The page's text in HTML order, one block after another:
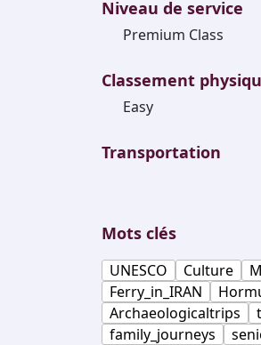
Niveau de service
Premium Class
Classement
Easy
Transportation
Mots clés
UNESCO Culture
Ferry_in_IRAN
Archaeologicaltrips
family_journeys